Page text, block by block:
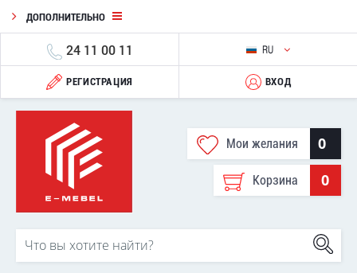
ДОПОЛНИТЕЛЬНО
24 11 00 11 RU
РЕГИСТРАЦИЯ ВХОД
Мои желания 0
Корзина 0